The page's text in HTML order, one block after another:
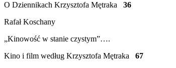
O Dziennikach Krzysztofa Mętraka
36
Rafał Koschany
„Kinowość w stanie czystym”….
Kino i film według Krzysztofa Mętraka 67